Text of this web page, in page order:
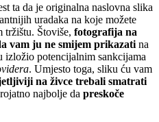
ta da je originalna naslovna slika
uradaka na koje možete
tržištu. Štoviše, fotografija na
vam ju ne smijem prikazati na
potencijalnim sankcijama
. Umjesto toga, sliku ću vam
na živce trebali smatrati
najbolje da preskoče